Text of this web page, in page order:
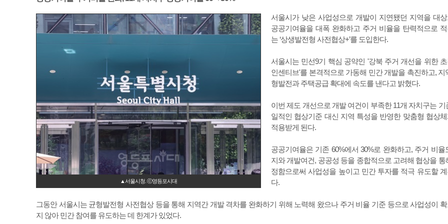
▲서울시청. ⓒ영등포시대
서울시가 낮은 사업성으로 개발이 지연됐던 지역을 대
공공기여율을 대폭 완화하고 주거 비율을 탄력적으로
는 ‘상생발전형 사전협상+’를 도입한다.
서울시는 민선9기 핵심 공약인 '강북 주거 개선을 위한
인센티브'를 본격적으로 가동해 민간 개발을 촉진하고, 지
형발전과 주택공급 확대에 속도를 낸다고 밝혔다.
이번 제도 개선으로 개발 여건이 부족한 11개 자치구는 기
일적인 협상기준 대신 지역 특성을 반영한 맞춤형 협상
적용받게 된다.
공공기여율은 기존 60%에서 30%로 완화하고, 주거 비율
지와 개발여건, 공공성 등을 종합적으로 고려해 협상을 통
정함으로써 사업성을 높이고 민간 투자를 적극 유도할
다.
그동안 서울시는 균형발전형 사전협상 등을 통해 지역간 개발 격차를 완화하기 위해 노력해 왔으나 주거 비율 기준 등으로 사업성이
지 않아 민간 참여를 유도하는 데 한계가 있었다.